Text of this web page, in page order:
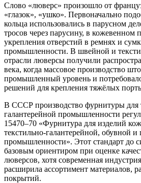
Слово «люверс» произошло от
«глазок», «ушко». Первоначально
кольца использовались в парусном
тросов через парусину, в кожевенном
укрепления отверстий в ремнях и
промышленности. В швейной и
отрасли люверсы получили
века, когда массовое производство
промышленный уровень и
решений для крепления тяжёлых
В СССР производство фурнитуры для
галантерейной промышленности
15470–70 «Фурнитура для изделий
текстильно-галантерейной, обувной
промышленности». Этот стандарт до
базовым ориентиром при оценке
люверсов, хотя современная
расширила ассортимент материалов,
покрытий.